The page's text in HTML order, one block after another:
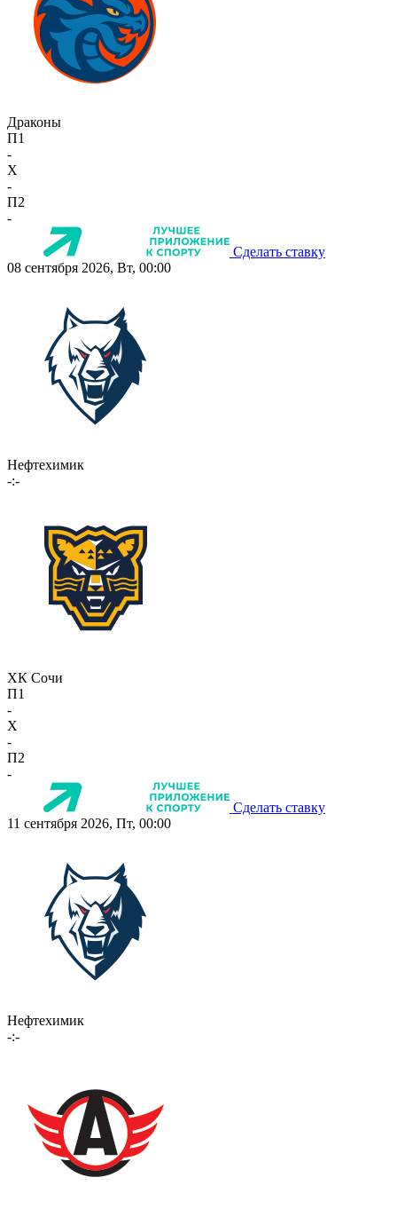
Драконы
П1
-
X
-
П2
-
Сделать ставку
08 сентября 2026, Вт, 00:00
Нефтехимик
-:-
ХК Сочи
П1
-
X
-
П2
-
Сделать ставку
11 сентября 2026, Пт, 00:00
Нефтехимик
-:-